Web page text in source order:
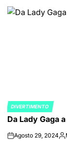
POSTED
IN
DIVERTIMENTO
Da Lady Gaga
onAgosto 29, 2024